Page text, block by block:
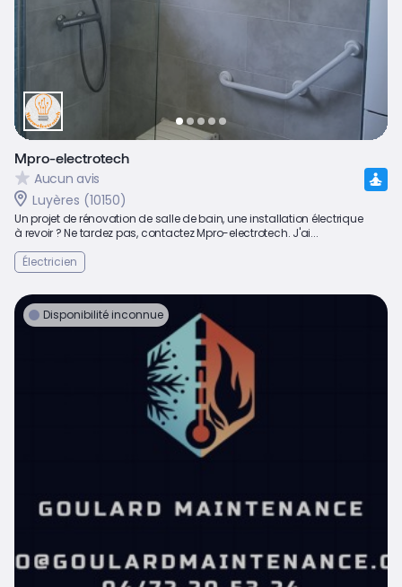
Mpro-electrotech
Aucun avis
Luyères (10150)
Un projet de rénovation de salle de bain, une installation électrique
à revoir ? Ne tardez pas, contactez Mpro-electrotech. J'ai...
Électricien
Disponibilité inconnue